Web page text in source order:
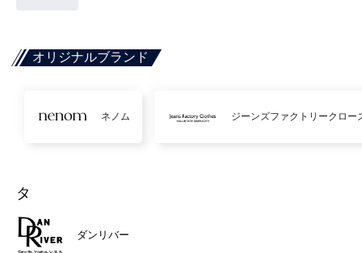
オリジナルブランド
ネノム ジーンズファクトリークロー
タ
ダンリバー